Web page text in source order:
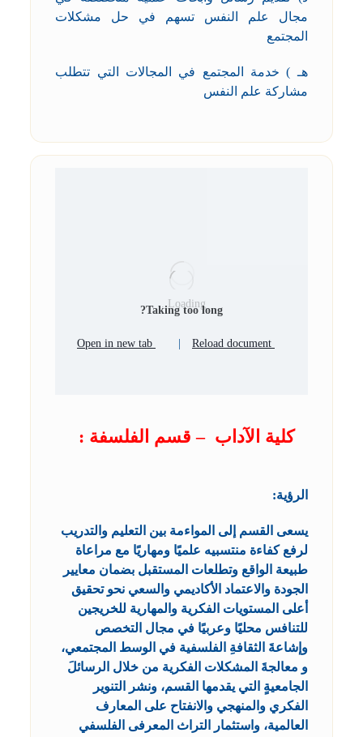
مجال علم النفس تسهم في حل مشكلات
المجتمع
هـ ) خدمة المجتمع في المجالات التي تتطلب
مشاركة علم النفس
Loading...
Taking too long?
كلية الآداب – قسم الفلسفة :
الرؤية:
يسعى القسم إلى المواءمة بين التعليم والتدريب
لرفع كفاءة منتسبيه علميًا ومهاريًا مع مراعاة
طبيعة الواقع وتطلعات المستقبل بضمان معايير
الجودة والاعتماد الأكاديمي والسعي نحو تحقيق
أعلى المستويات الفكرية والمهارية للخريجين
للتنافس محليًا وعربيًا في مجال التخصص
وإشاعةَ الثقافةِ الفلسفية في الوسط المجتمعي،
و معالجةَ المشكلات الفكرية من خلال الرسائلَ
الجامعيةٍ التي يقدمها القسم، ونشر التنوير
الفكري والمنهجي والانفتاح على المعارف
العالمية، واستثمار التراث المعرفى الفلسفي